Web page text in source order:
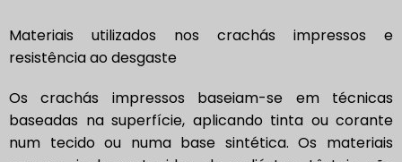
Materiais utilizados nos crachás impressos e
resistência ao desgaste
Os crachás impressos baseiam-se em técnicas
baseadas na superfície, aplicando tinta ou corante
num tecido ou numa base sintética. Os materiais